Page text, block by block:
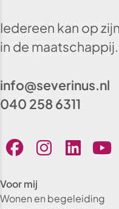
Iedereen kan op
in de
info@severinus.nl
040 258 6311
Voor mij
Wonen en begeleiding